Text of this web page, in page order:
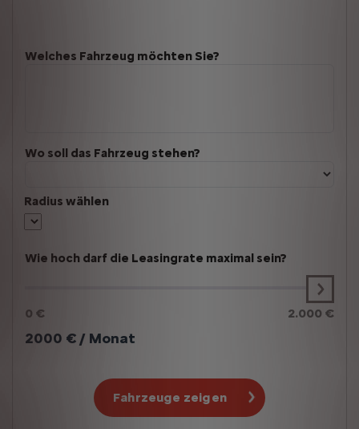
Welches Fahrzeug möchten Sie?
Wo soll das Fahrzeug stehen?
Radius wählen
Wie hoch darf die Leasingrate maximal sein?
0 € 2.000 €
2000 € / Monat
Fahrzeuge zeigen